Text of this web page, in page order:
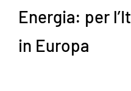
Energia: per
in Europa